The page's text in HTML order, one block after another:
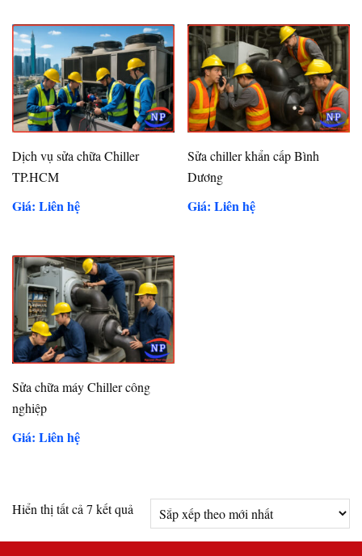
Dịch vụ sửa chữa Chiller
TP.HCM
Giá: Liên hệ
Sửa chiller khẩn cấp Bình
Dương
Giá: Liên hệ
Sửa chữa máy Chiller công
nghiệp
Giá: Liên hệ
Hiển thị tất cả 7 kết quả